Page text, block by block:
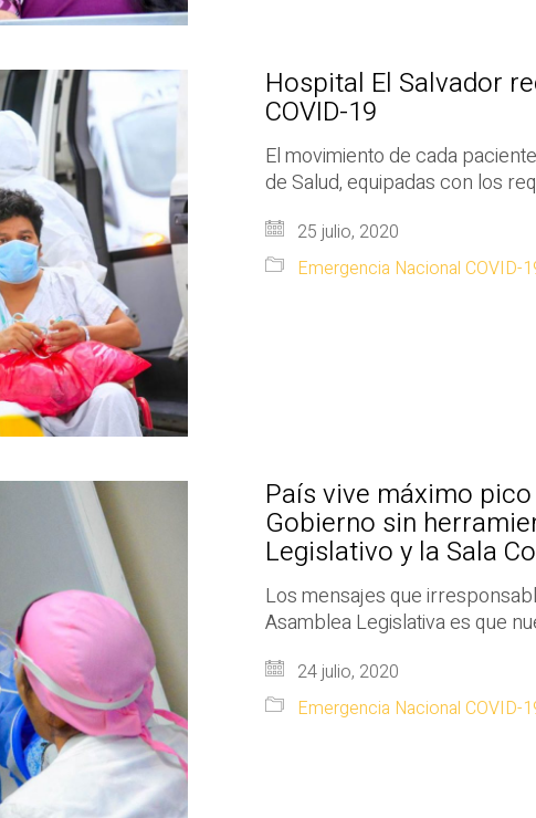
Hospital El Salvador
COVID-19
El movimiento de cada
de Salud, equipadas con los
25 julio, 2020
Emergencia Nacional COVID-
País vive máximo
Gobierno sin
Legislativo y la Sala
Los mensajes que
Asamblea Legislativa es que
24 julio, 2020
Emergencia Nacional COVID-